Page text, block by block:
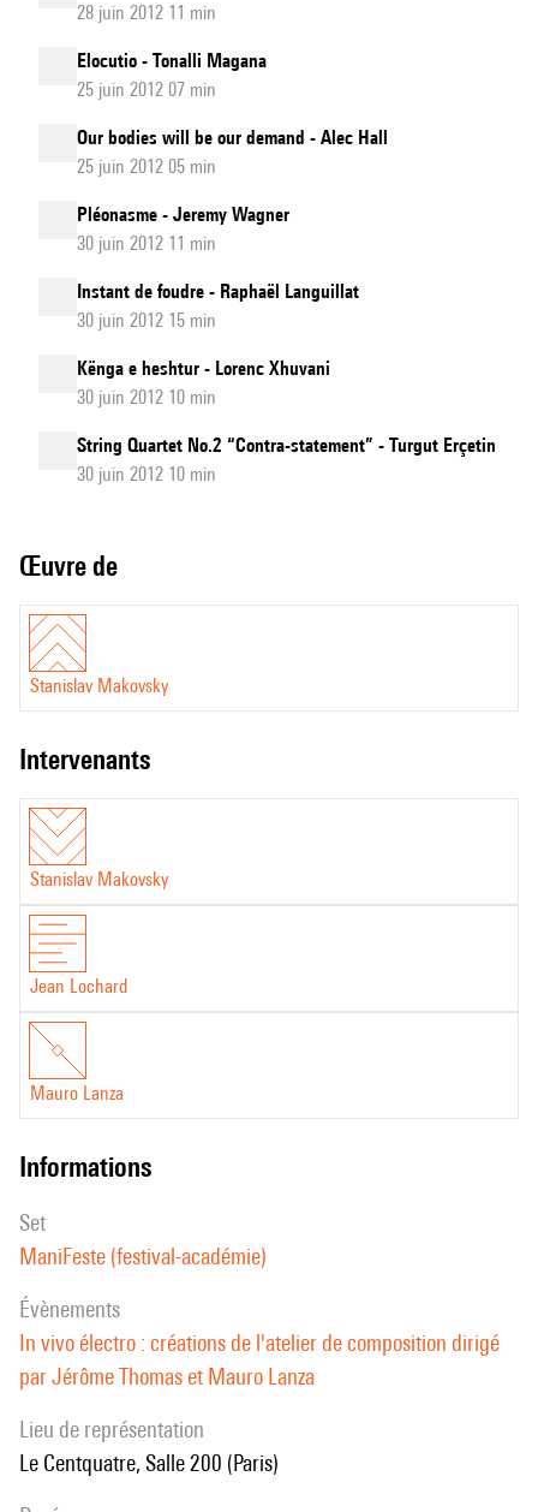
28 juin 2012 11 min
Elocutio - Tonalli Magana
25 juin 2012 07 min
Our bodies will be our demand - Alec Hall
25 juin 2012 05 min
Pléonasme - Jeremy Wagner
30 juin 2012 11 min
Instant de foudre - Raphaël Languillat
30 juin 2012 15 min
Kënga e heshtur - Lorenc Xhuvani
30 juin 2012 10 min
String Quartet No.2 “Contra-statement” - Turgut Erçetin
30 juin 2012 10 min
Œuvre de
Stanislav Makovsky
intervenants
Stanislav Makovsky
Jean Lochard
Mauro Lanza
informations
set
ManiFeste (festival-académie)
évènements
In vivo électro : créations de l'atelier de composition dirigé
par Jérôme Thomas et Mauro Lanza
Lieu de représentation
Le Centquatre, Salle 200 (Paris)